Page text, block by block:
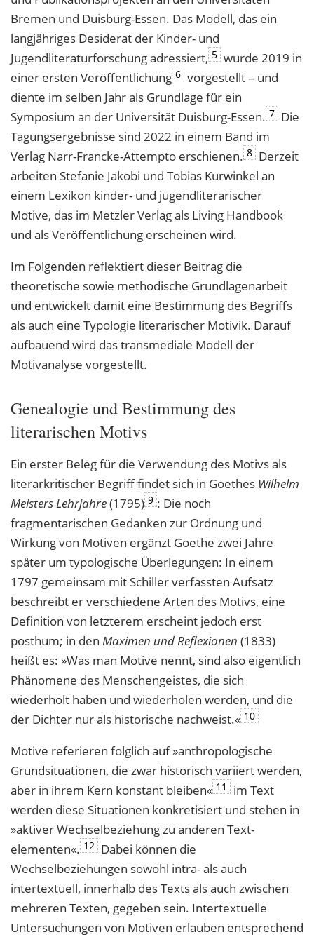
Bremen und Duisburg-Essen. Das Modell, das ein
langjähriges Desiderat der Kinder- und
Jugendliteraturforschung adressiert, 5 wurde 2019 in
einer ersten Veröffentlichung 6 vorgestellt – und
diente im selben Jahr als Grundlage für ein
Symposium an der Universität Duisburg-Essen. 7 Die
Tagungsergebnisse sind 2022 in einem Band im
Verlag Narr-Francke-Attempto erschienen. 8 Derzeit
arbeiten Stefanie Jakobi und Tobias Kurwinkel an
einem Lexikon kinder- und jugendliterarischer
Motive, das im Metzler Verlag als Living Handbook
und als Veröffentlichung erscheinen wird.
Im Folgenden reflektiert dieser Beitrag die
theoretische sowie methodische Grundlagenarbeit
und entwickelt damit eine Bestimmung des Begriffs
als auch eine Typologie literarischer Motivik. Darauf
aufbauend wird das transmediale Modell der
Motivanalyse vorgestellt.
Genealogie und Bestimmung des
literarischen Motivs
Ein erster Beleg für die Verwendung des Motivs als
literarkritischer Begriff findet sich in Goethes Wilhelm
Meisters Lehrjahre(1795) 9 : Die noch
fragmentarischen Gedanken zur Ordnung und
Wirkung von Motiven ergänzt Goethe zwei Jahre
später um typologische Überlegungen: In einem
1797 gemeinsam mit Schiller verfassten Aufsatz
beschreibt er verschiedene Arten des Motivs, eine
Definition von letzterem erscheint jedoch erst
posthum; in den Maximen und Reflexionen (1833)
heißt es: »Was man Motive nennt, sind also eigentlich
Phänomene des Menschengeistes, die sich
wiederholt haben und wiederholen werden, und die
der Dichter nur als historische nachweist.« 10
Motive referieren folglich auf »anthropologische
Grundsituationen, die zwar histo­risch variiert werden,
aber in ihrem Kern konstant bleiben« 11
im Text
werden diese Situationen konkretisiert und stehen in
»aktiver Wechselbeziehung zu anderen Text­
elementen«. 12 Dabei können die
Wechselbeziehungen sowohl intra- als auch
intertextuell, innerhalb des Texts als auch zwischen
mehreren Texten, gegeben sein. Intertextuelle
Untersuchungen von Motiven erlauben entsprechend